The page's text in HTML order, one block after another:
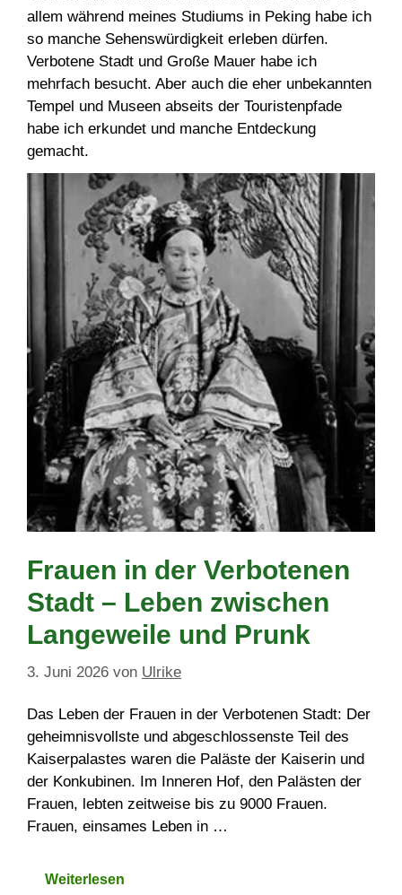
allem während meines Studiums in Peking habe ich
so manche Sehenswürdigkeit erleben dürfen.
Verbotene Stadt und Große Mauer habe ich
mehrfach besucht. Aber auch die eher unbekannten
Tempel und Museen abseits der Touristenpfade
habe ich erkundet und manche Entdeckung
gemacht.
Frauen in der Verbotenen
Stadt – Leben zwischen
Langeweile und Prunk
3. Juni 2026 von Ulrike
Das Leben der Frauen in der Verbotenen Stadt: Der
geheimnisvollste und abgeschlossenste Teil des
Kaiserpalastes waren die Paläste der Kaiserin und
der Konkubinen. Im Inneren Hof, den Palästen der
Frauen, lebten zeitweise bis zu 9000 Frauen.
Frauen, einsames Leben in …
Weiterlesen